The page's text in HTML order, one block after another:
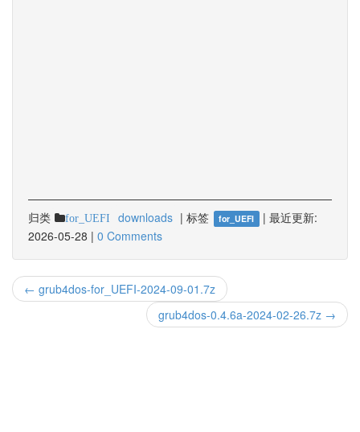
归类 for_UEFI downloads | 标签 for_UEFI | 最近更新:
2026-05-28 | 0 Comments
← grub4dos-for_UEFI-2024-09-01.7z
grub4dos-0.4.6a-2024-02-26.7z →